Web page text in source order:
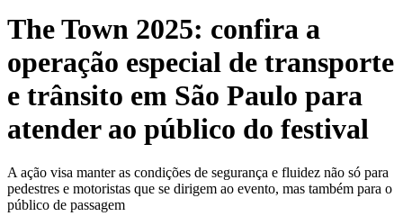
The Town 2025: confira a
operação especial de transporte
e trânsito em São Paulo para
atender ao público do festival
A ação visa manter as condições de segurança e fluidez não só para
pedestres e motoristas que se dirigem ao evento, mas também para o
público de passagem